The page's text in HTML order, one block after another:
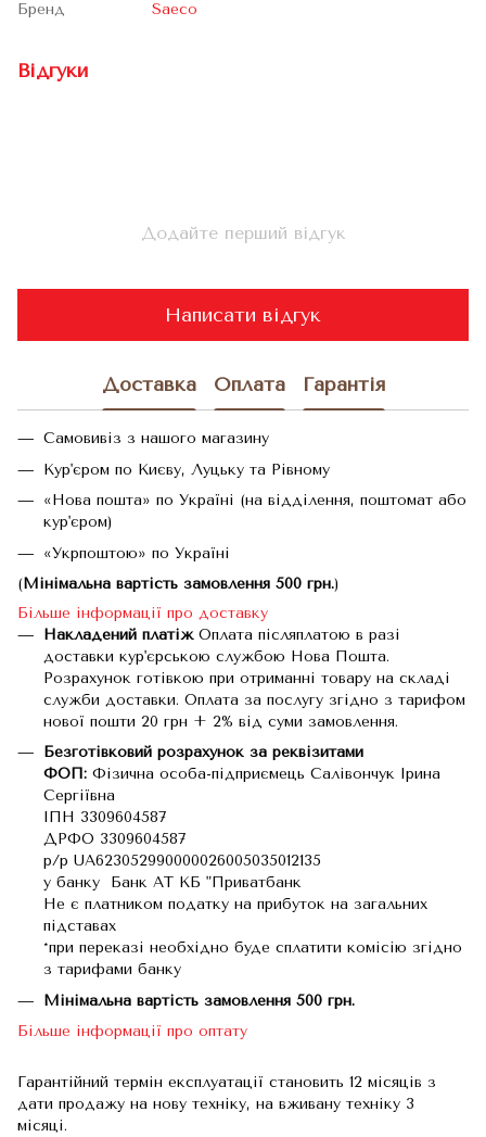
Бренд Saeco
Відгуки
Додайте перший відгук
Написати відгук
Доставка Оплата Гарантія
Самовивіз з нашого магазину
Кур'єром по Києву, Луцьку та Рівному
«Нова пошта» по Україні (на відділення, поштомат або
кур'єром)
«Укрпоштою» по Україні
(Мінімальна вартість замовлення 500 грн.)
Більше інформації про доставку
Накладений платіжОплата післяплатою в разі
доставки кур'єрською службою Нова Пошта.
Розрахунок готівкою при отриманні товару на складі
служби доставки. Оплата за послугу згідно з тарифом
нової пошти 20 грн + 2% від суми замовлення.
Безготівковий розрахунок за реквізитами
ФОП: Фізична особа-підприємець Салівончук Ірина
Сергіївна
ІПН 3309604587
ДРФО 3309604587
р/р UA623052990000026005035012135
у банку Банк АТ КБ "Приватбанк
Не є платником податку на прибуток на загальних
підставах
*при переказі необхідно буде сплатити комісію згідно
з тарифами банку
Мінімальна вартість замовлення 500 грн.
Більше інформації про оптату
Гарантійний термін експлуатації становить 12 місяців з
дати продажу на нову техніку, на вживану техніку 3
місяці.